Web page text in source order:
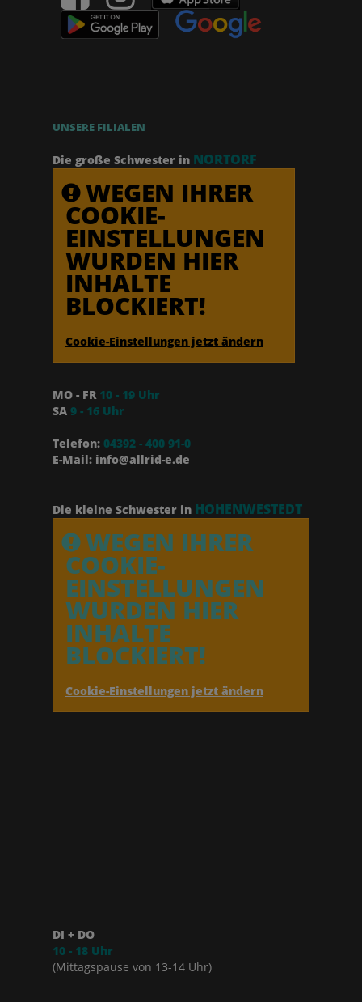
UNSERE FILIALEN
Die große Schwester in NORTORF
WEGEN IHRER
COOKIE-
EINSTELLUNGEN
WURDEN HIER
INHALTE
BLOCKIERT!
Cookie-Einstellungen jetzt ändern
MO - FR 10 - 19 Uhr
SA 9 - 16 Uhr
Telefon: 04392 - 400 91-0
E-Mail: info@allrid-e.de
Die kleine Schwester in HOHENWESTEDT
WEGEN IHRER
COOKIE-
EINSTELLUNGEN
WURDEN HIER
INHALTE
BLOCKIERT!
Cookie-Einstellungen jetzt ändern
DI + DO
10 - 18 Uhr
(Mittagspause von 13-14 Uhr)